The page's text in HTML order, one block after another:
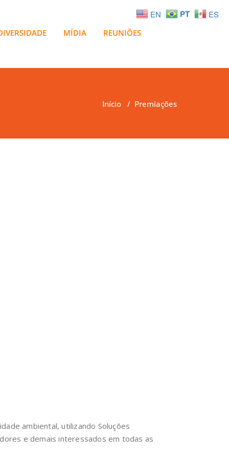
MÍDIA REUNIÕES
Início / Premiações
ambiental, utilizando Soluções
e demais interessados em todas as
EN PT ES